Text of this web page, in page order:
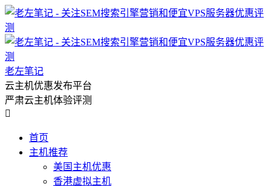
老左笔记
云主机优惠发布平台
严肃云主机体验评测

首页
主机推荐
美国主机优惠
香港虚拟主机